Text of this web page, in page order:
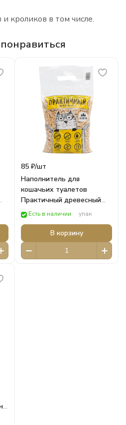
кроликов в том числе.
85 ₽/шт
Наполнитель для
кошачьих туалетов
Практичный древесный
хвойный 7л (2кг)
Есть в наличии упак
В корзину